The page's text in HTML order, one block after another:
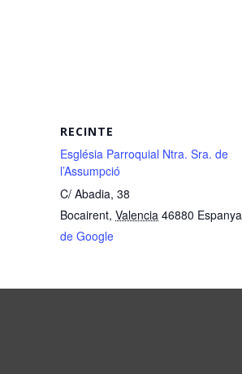
RECINTE
Església Parroquial Ntra. Sra. de
l’Assumpció
C/ Abadia, 38
Bocairent, Valencia 46880 Espanya
de Google